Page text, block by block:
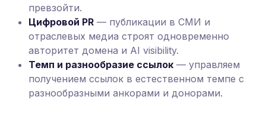
превзойти.
Цифровой PR — публикации в СМИ и
отраслевых медиа строят одновременно
авторитет домена и AI visibility.
Темп и разнообразие ссылок — управляем
получением ссылок в естественном темпе с
разнообразными анкорами и донорами.